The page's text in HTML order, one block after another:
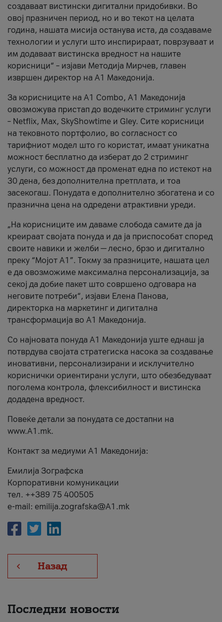
создаваат вистински дигитални придобивки. Во
овој празничен период, но и во текот на целата
година, нашата мисија останува иста, да создаваме
технологии и услуги што инспирираат, поврзуваат и
им додаваат вистинска вредност на нашите
корисници“ – изјави Методија Мирчев, главен
извршен директор на А1 Македонија.
За корисниците на A1 Combo, А1 Македонија
овозможува пристап до водечките стриминг услуги
– Netflix, Max, SkyShowtime и Gley. Сите корисници
на тековното портфолио, во согласност со
тарифниот модел што го користат, имаат уникатна
можност бесплатно да изберат до 2 стриминг
услуги, со можност да променат една по истекот на
30 дена, без дополнителна претплата, и тоа
засекогаш. Понудата е дополнително збогатена и со
празнична цена на одредени атрактивни уреди.
„На корисниците им даваме слобода самите да ја
креираат својата понуда и да ја приспособат според
своите навики и желби — лесно, брзо и дигитално
преку “Мојот А1”. Токму за празниците, нашата цел
е да овозможиме максимална персонализација, за
секој да добие пакет што совршено одговара на
неговите потреби“, изјави Елена Панова,
директорка на маркетинг и дигитална
трансформација во А1 Македонија.
Со најновата понуда А1 Македонија уште еднаш ја
потврдува својата стратегиска насока за создавање
иновативни, персонализирани и исклучително
кориснички ориентирани услуги, што обезбедуваат
поголема контрола, флексибилност и вистинска
додадена вредност.
Повеќе детали за понудата се достапни на
www.А1.mk.
Контакт за медиуми А1 Македонија:
Емилија Зографска
Корпоративни комуникации
тел. ++389 75 400505
e-mail: emilija.zografska@A1.mk
Назад
Последни новости